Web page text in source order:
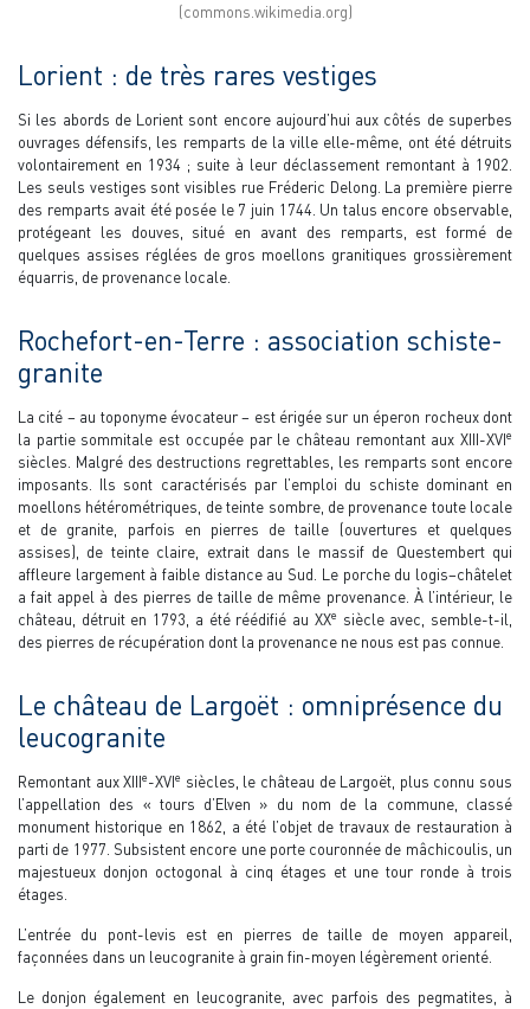
(commons.wikimedia.org)
Lorient : de très rares vestiges
Si les abords de Lorient sont encore aujourd’hui aux côtés de superbes
ouvrages défensifs, les remparts de la ville elle-même, ont été détruits
volontairement en 1934 ; suite à leur déclassement remontant à 1902.
Les seuls vestiges sont visibles rue Fréderic Delong. La première pierre
des remparts avait été posée le 7 juin 1744. Un talus encore observable,
protégeant les douves, situé en avant des remparts, est formé de
quelques assises réglées de gros moellons granitiques grossièrement
équarris, de provenance locale.
Rochefort-en-Terre : association schiste-
granite
La cité – au toponyme évocateur – est érigée sur un éperon rocheux dont
la partie sommitale est occupée par le château remontant aux XIII-XVIe
siècles. Malgré des destructions regrettables, les remparts sont encore
imposants. Ils sont caractérisés par l’emploi du schiste dominant en
moellons hétérométriques, de teinte sombre, de provenance toute locale
et de granite, parfois en pierres de taille (ouvertures et quelques
assises), de teinte claire, extrait dans le massif de Questembert qui
affleure largement à faible distance au Sud. Le porche du logis–châtelet
a fait appel à des pierres de taille de même provenance. À l’intérieur, le
château, détruit en 1793, a été réédifié au XXe siècle avec, semble-t-il,
des pierres de récupération dont la provenance ne nous est pas connue.
Le château de Largoët : omniprésence du
leucogranite
Remontant aux XIIIe-XVIe siècles, le château de Largoët, plus connu sous
l’appellation des « tours d’Elven » du nom de la commune, classé
monument historique en 1862, a été l’objet de travaux de restauration à
parti de 1977. Subsistent encore une porte couronnée de mâchicoulis, un
majestueux donjon octogonal à cinq étages et une tour ronde à trois
étages.
L’entrée du pont-levis est en pierres de taille de moyen appareil,
façonnées dans un leucogranite à grain fin-moyen légèrement orienté.
Le donjon également en leucogranite, avec parfois des pegmatites, à